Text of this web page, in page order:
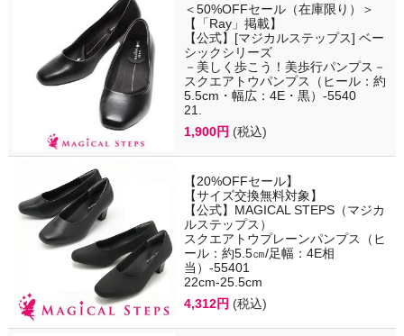
＜50%OFFセール（在庫限り）＞
【「Ray」掲載】
【公式】[マジカルステップス] ベー
シックシリーズ
－美しく歩こう！美歩行パンプス－
スクエアトウパンプス（ヒール：約
5.5cm・幅広：4E・黒）-5540
21.
1,900円 (税込)
【20%OFFセール】
【サイズ交換無料対象】
【公式】MAGICAL STEPS（マジカ
ルステップス）
スクエアトウプレーンパンプス（ヒ
ール：約5.5㎝/足幅：4E相
当）-55401
22cm-25.5cm
4,312円 (税込)